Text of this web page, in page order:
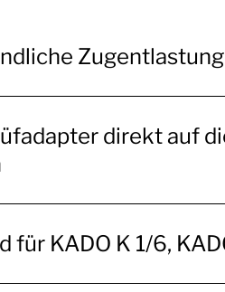
direkt auf
für KADO K 1/6,